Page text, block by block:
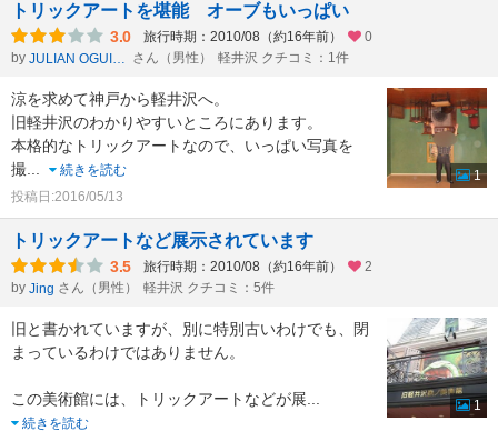
トリックアートを堪能 オーブもいっぱい
3.0 旅行時期：2010/08（約16年前）
0
by
JULIAN OGUISS さん（男性） 軽井沢 クチコミ：1件
涼を求めて神戸から軽井沢へ。
旧軽井沢のわかりやすいところにあります。
本格的なトリックアートなので、いっぱい写真を
撮...
続きを読む
投稿日:2016/05/13
1
トリックアートなど展示されています
3.5 旅行時期：2010/08（約16年前）
2
by Jing さん（男性） 軽井沢 クチコミ：5件
旧と書かれていますが、別に特別古いわけでも、閉
まっているわけではありません。
この美術館には、トリックアートなどが展...
続きを読む
1